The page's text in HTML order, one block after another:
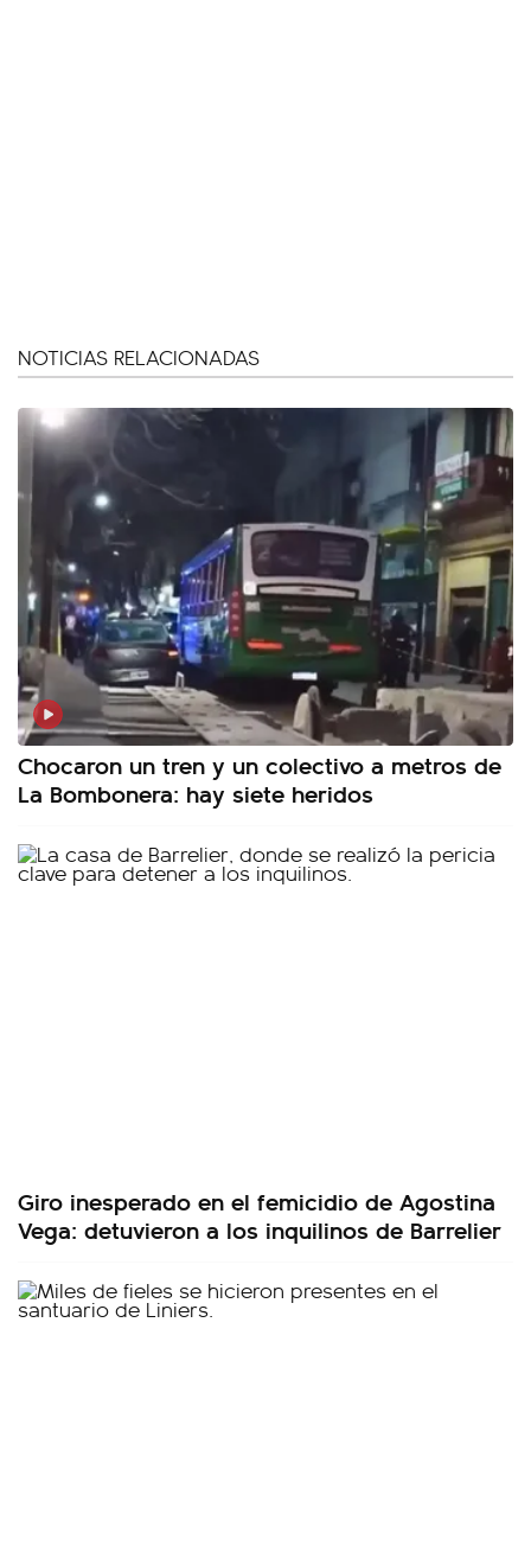
NOTICIAS RELACIONADAS
Chocaron un tren y un colectivo a metros de
La Bombonera: hay siete heridos
Giro inesperado en el femicidio de Agostina
Vega: detuvieron a los inquilinos de Barrelier